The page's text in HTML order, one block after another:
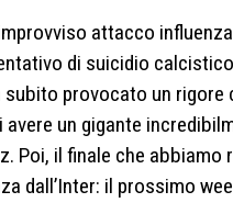
attacco
di suicidio
subito provocato un
un gigante
Poi, il finale che
dall’Inter: il prossimo